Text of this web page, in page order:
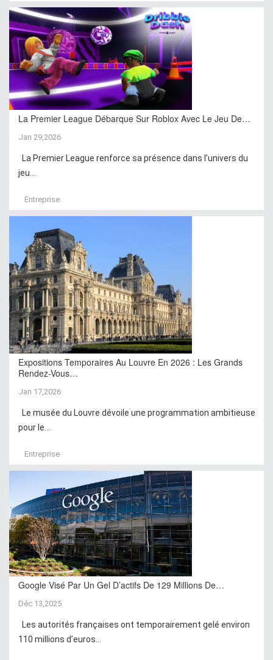
La Premier League Débarque Sur Roblox Avec Le Jeu De…
Jan 29,2026
La Premier League renforce sa présence dans l’univers du
jeu...
Entreprise
Expositions Temporaires Au Louvre En 2026 : Les Grands
Rendez-Vous…
Jan 17,2026
Le musée du Louvre dévoile une programmation ambitieuse
pour le...
Entreprise
Google Visé Par Un Gel D’actifs De 129 Millions De…
Déc 13,2025
Les autorités françaises ont temporairement gelé environ
110 millions d’euros...